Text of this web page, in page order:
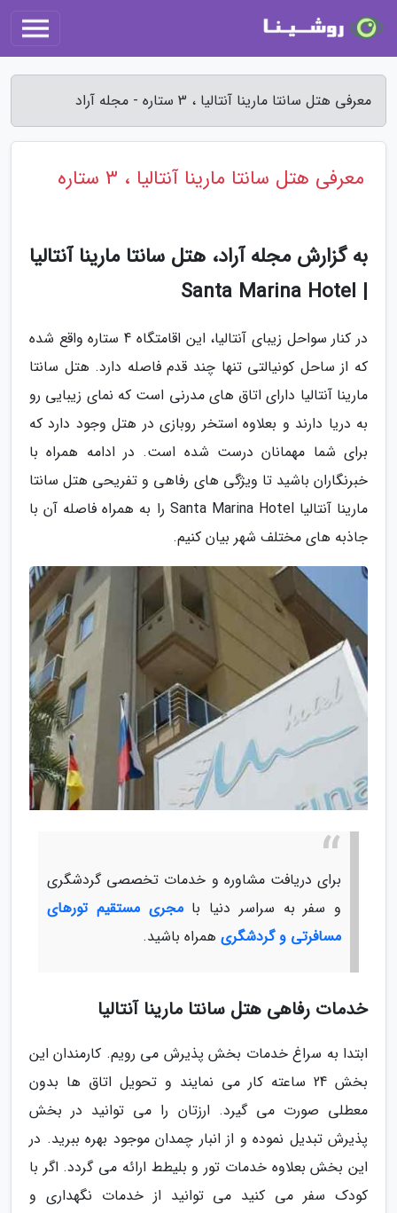
معرفی هتل سانتا مارینا آنتالیا ، 3 ستاره - مجله آراد
معرفی هتل سانتا مارینا آنتالیا ، 3 ستاره
به گزارش مجله آراد، هتل سانتا مارینا آنتالیا
| Santa Marina Hotel
در کنار سواحل زیبای آنتالیا، این اقامتگاه 4 ستاره واقع شده
که از ساحل کونیالتی تنها چند قدم فاصله دارد. هتل سانتا
مارینا آنتالیا دارای اتاق های مدرنی است که نمای زیبایی رو
به دریا دارند و بعلاوه استخر روبازی در هتل وجود دارد که
برای شما مهمانان درست شده است. در ادامه همراه با
خبرنگاران باشید تا ویژگی های رفاهی و تفریحی هتل سانتا
مارینا آنتالیا Santa Marina Hotel را به همراه فاصله آن با
جاذبه های مختلف شهر بیان کنیم.
برای دریافت مشاوره و خدمات تخصصی گردشگری
و سفر به سراسر دنیا بامجری مستقیم تورهای
مسافرتی و گردشگری همراه باشید.
خدمات رفاهی هتل سانتا مارینا آنتالیا
ابتدا به سراغ خدمات بخش پذیرش می رویم. کارمندان این
بخش 24 ساعته کار می نمایند و تحویل اتاق ها بدون
معطلی صورت می گیرد. ارزتان را می توانید در بخش
پذیرش تبدیل نموده و از انبار چمدان موجود بهره ببرید. در
این بخش بعلاوه خدمات تور و بلیطط ارائه می گردد. اگر با
کودک سفر می کنید می توانید از خدمات نگهداری و